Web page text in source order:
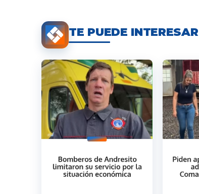
TE PUEDE INTERESAR